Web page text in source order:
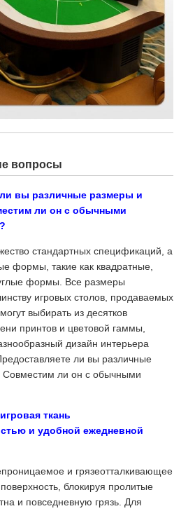
вопросы
вы различные размеры и
ли он с обычными
стандартных спецификаций, а
формы, такие как квадратные,
формы. Все размеры
игровых столов, продаваемых
выбирать из десятков
принтов и цветовой гаммы,
дизайн интерьера
ли вы различные
ли он с обычными
ткань
и удобной ежедневной
и грязеотталкивающее
блокируя пролитые
и повседневную грязь. Для